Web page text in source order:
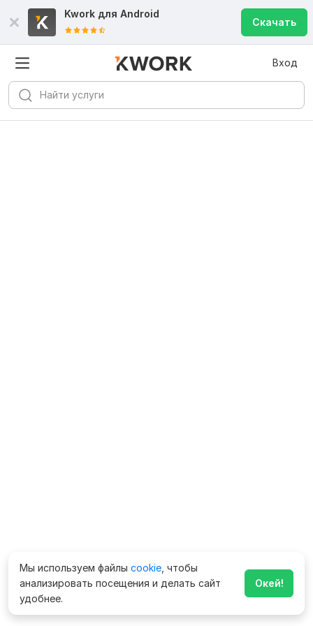
Kwork для Android
Скачать
Вход
Мы используем файлы cookie , чтобы
анализировать посещения и делать сайт
удобнее.
Окей!